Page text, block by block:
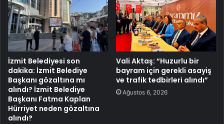
İzmit Belediyesi son
dakika: İzmit Belediye
Başkanı gözaltına mı
alındı? İzmit Belediye
Başkanı Fatma Kaplan
Hürriyet neden gözaltına
alındı?
Vali Aktaş: “Huzurlu bir
bayram için gerekli asayiş
ve trafik tedbirleri alındı”
Ağustos 6, 2026